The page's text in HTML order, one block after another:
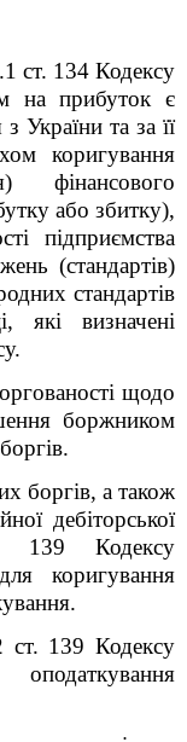
ст. 134 Кодексу
на прибуток є
України та за її
коригування
фінансового
або збитку),
підприємства
(стандартів)
стандартів
які визначені
щодо
боржником
боргів, а також
дебіторської
139 Кодексу
коригування
ст. 139 Кодексу